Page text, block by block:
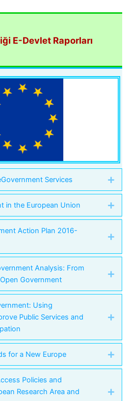
E-Devlet Raporları
Services
in the European Union
Action Plan 2016-
Analysis: From
Government
Using
Public Services and
for a New Europe
Policies and
Research Area and